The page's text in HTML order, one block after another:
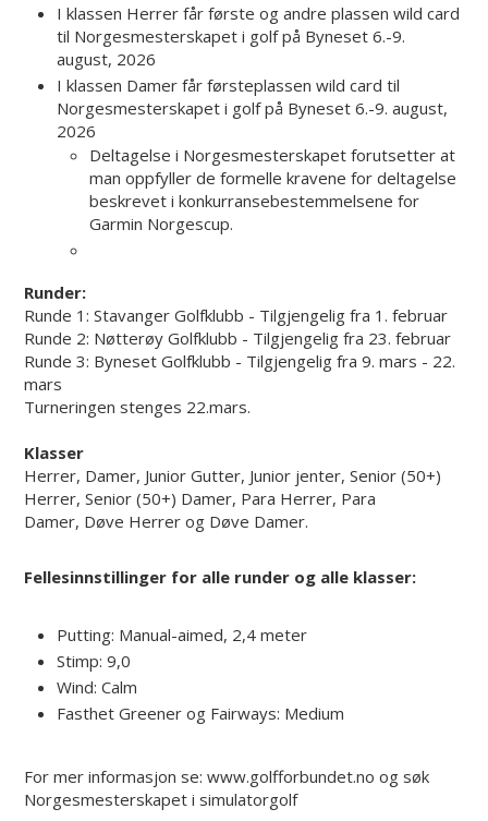
I klassen Herrer får første og andre plassen wild card
til Norgesmesterskapet i golf på Byneset 6.-9.
august, 2026
I klassen Damer får førsteplassen wild card til
Norgesmesterskapet i golf på Byneset 6.-9. august,
2026
Deltagelse i Norgesmesterskapet forutsetter at
man oppfyller de formelle kravene for deltagelse
beskrevet i konkurransebestemmelsene for
Garmin Norgescup.
Runder:
Runde 1: Stavanger Golfklubb - Tilgjengelig fra 1. februar
Runde 2: Nøtterøy Golfklubb - Tilgjengelig fra 23. februar
Runde 3: Byneset Golfklubb - Tilgjengelig fra 9. mars - 22.
mars
Turneringen stenges 22.mars.
Klasser
Herrer, Damer, Junior Gutter, Junior jenter, Senior (50+)
Herrer, Senior (50+) Damer, Para Herrer, Para
Damer, Døve Herrer og Døve Damer.
Fellesinnstillinger for alle runder og alle klasser:
Putting: Manual-aimed, 2,4 meter
Stimp: 9,0
Wind: Calm
Fasthet Greener og Fairways: Medium
For mer informasjon se: www.golfforbundet.no og søk
Norgesmesterskapet i simulatorgolf